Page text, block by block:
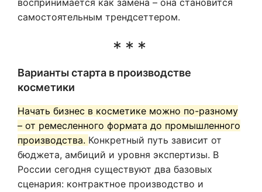
воспринимается как замена – она становится
самостоятельным трендсеттером.
Варианты старта в производстве
косметики
Начать бизнес в косметике можно по-разному
– от ремесленного формата до промышленного
производства. Конкретный путь зависит от
бюджета, амбиций и уровня экспертизы. В
России сегодня существуют два базовых
сценария: контрактное производство и